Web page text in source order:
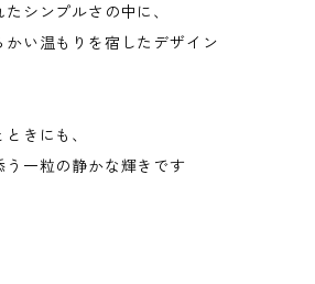
シンプルさの中に、
い温もりを宿したデザイン
きにも、
一粒の静かな輝きです